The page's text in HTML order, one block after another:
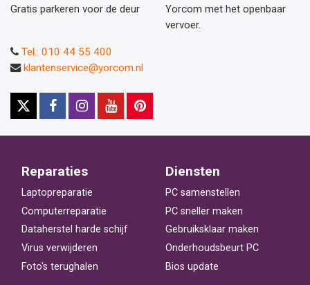
Gratis parkeren voor de deur
Yorcom met het openbaar
vervoer.
Tel.: 010 44 55 400
klantenservice@yorcom.nl
Reparaties
Laptopreparatie
Computerreparatie
Dataherstel harde schijf
Virus verwijderen
Foto's terughalen
Diensten
PC samenstellen
PC sneller maken
Gebruiksklaar maken
Onderhoudsbeurt PC
Bios update